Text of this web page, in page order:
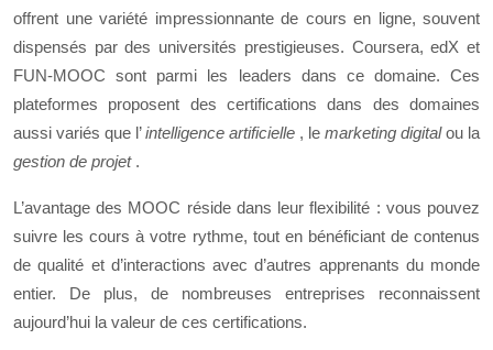
offrent une variété impressionnante de cours en ligne, souvent
dispensés par des universités prestigieuses. Coursera, edX et
FUN-MOOC sont parmi les leaders dans ce domaine. Ces
plateformes proposent des certifications dans des domaines
aussi variés que l’intelligence artificielle , le marketing digitalou la
gestion de projet .
L’avantage des MOOC réside dans leur flexibilité : vous pouvez
suivre les cours à votre rythme, tout en bénéficiant de contenus
de qualité et d’interactions avec d’autres apprenants du monde
entier. De plus, de nombreuses entreprises reconnaissent
aujourd’hui la valeur de ces certifications.